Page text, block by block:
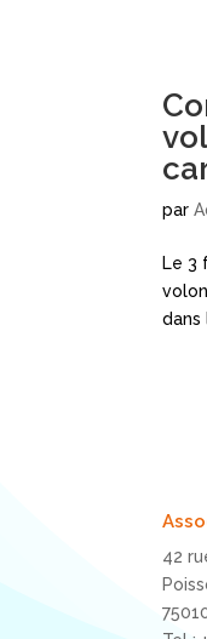
par
Le 3
dans
42